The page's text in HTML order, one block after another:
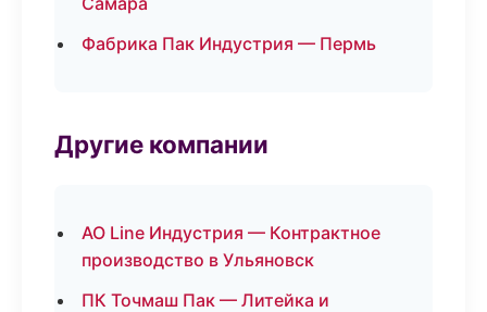
Фабрика Пак Индустрия — Пермь
Другие компании
АО Line Индустрия — Контрактное
производство в Ульяновск
ПК Точмаш Пак — Литейка и